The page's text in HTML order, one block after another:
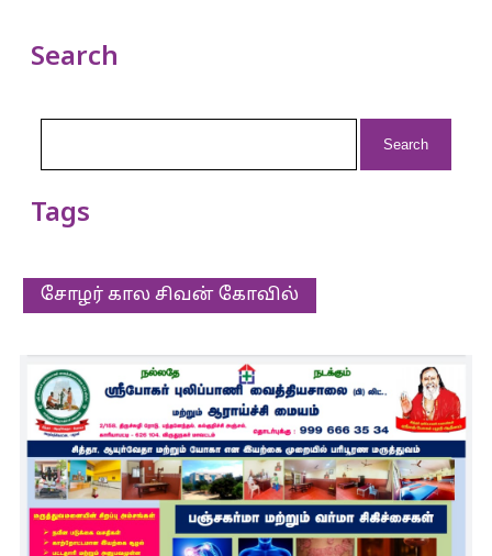
Search
Tags
சோழர் கால சிவன் கோவில்